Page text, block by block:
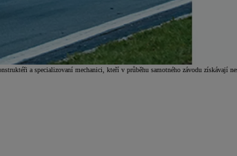
a specializovaní mechanici, kteří v průběhu samotného závodu získávají